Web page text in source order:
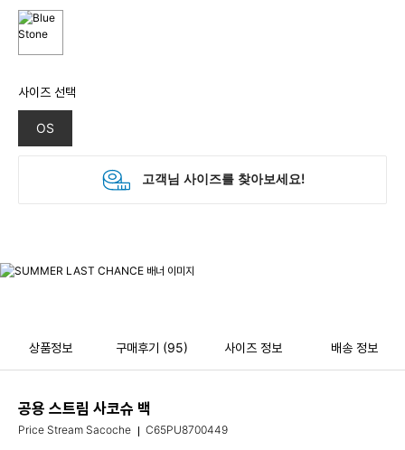
사이즈 선택
OS
상품정보 구매후기 (95) 사이즈 정보 배송 정보
공용 스트림 사코슈 백
Price Stream Sacoche C65PU8700449